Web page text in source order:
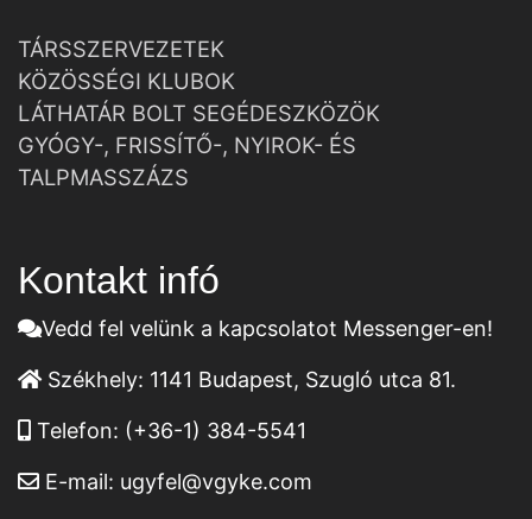
TÁRSSZERVEZETEK
KÖZÖSSÉGI KLUBOK
LÁTHATÁR BOLT SEGÉDESZKÖZÖK
GYÓGY-, FRISSÍTŐ-, NYIROK- ÉS
TALPMASSZÁZS
Kontakt infó
Vedd fel velünk a kapcsolatot Messenger-en!
Székhely: 1141 Budapest, Szugló utca 81.
Telefon: (+36-1) 384-5541
E-mail: ugyfel@vgyke.com